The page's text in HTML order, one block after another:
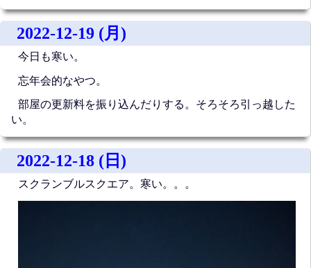
2022-12-19 (月)
今日も寒い。
忘年会的なやつ。
部屋の更新料を振り込んだりする。そろそろ引っ越した
い。
2022-12-18 (日)
スクランブルスクエア。寒い。。。